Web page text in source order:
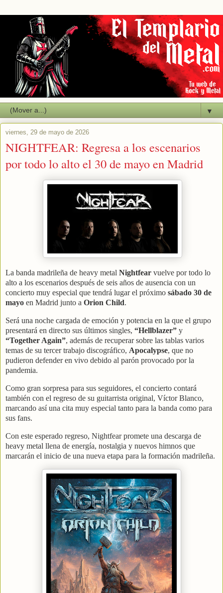
▼
viernes, 29 de mayo de 2026
NIGHTFEAR: Regresa a los escenarios
por todo lo alto el 30 de mayo en Madrid
La banda madrileña de heavy metal Nightfear vuelve por todo lo
alto a los escenarios después de seis años de ausencia con un
concierto muy especial que tendrá lugar el próximo sábado 30 de
mayo en Madrid junto a Orion Child.
Será una noche cargada de emoción y potencia en la que el grupo
presentará en directo sus últimos singles, “Hellblazer” y
“Together Again”, además de recuperar sobre las tablas varios
temas de su tercer trabajo discográfico, Apocalypse, que no
pudieron defender en vivo debido al parón provocado por la
pandemia.
Como gran sorpresa para sus seguidores, el concierto contará
también con el regreso de su guitarrista original, Víctor Blanco,
marcando así una cita muy especial tanto para la banda como para
sus fans.
Con este esperado regreso, Nightfear promete una descarga de
heavy metal llena de energía, nostalgia y nuevos himnos que
marcarán el inicio de una nueva etapa para la formación madrileña.